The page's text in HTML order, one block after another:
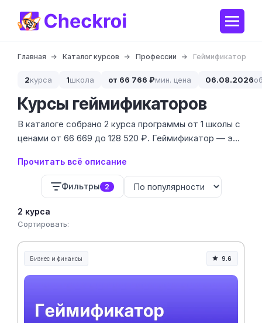
Главная Каталог курсов Профессии Геймификатор
2курса 1школа от 66 766 ₽мин. цена 06.08.2026
Курсы геймификаторов
В каталоге собрано 2 курса программы от 1 школы с
ценами от 66 669 до 128 520 ₽. Геймификатор — это
учебные процессы в захватывающую игру, повышая
лояльность и продажи.
Прочитать всё описание
Фильтры 2
2 курса
Сортировать:
Бизнес и финансы 9.6